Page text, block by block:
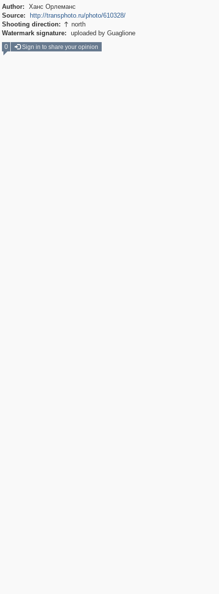
Author:
Ханс Орлеманс
Source:
http://transphoto.ru/photo/610328/
Shooting direction:  north
Watermark signature:
uploaded by Guaglione
0
Sign in to share your opinion